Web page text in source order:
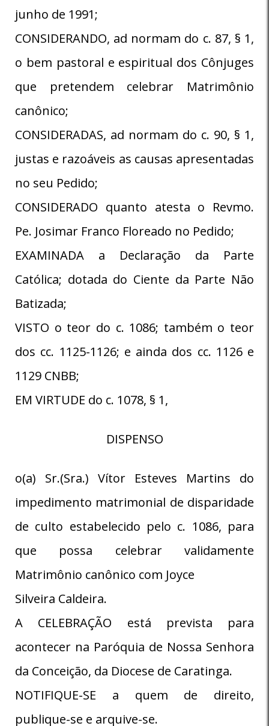
junho de 1991;
CONSIDERANDO, ad normam do c. 87, § 1,
o bem pastoral e espiritual dos Cônjuges
que pretendem celebrar Matrimônio
canônico;
CONSIDERADAS, ad normam do c. 90, § 1,
justas e razoáveis as causas apresentadas
no seu Pedido;
CONSIDERADO quanto atesta o Revmo.
Pe. Josimar Franco Floreado no Pedido;
EXAMINADA a Declaração da Parte
Católica; dotada do Ciente da Parte Não
Batizada;
VISTO o teor do c. 1086; também o teor
dos cc. 1125-1126; e ainda dos cc. 1126 e
1129 CNBB;
EM VIRTUDE do c. 1078, § 1,
DISPENSO
o(a) Sr.(Sra.) Vítor Esteves Martins do
impedimento matrimonial de disparidade
de culto estabelecido pelo c. 1086, para
que possa celebrar validamente
Matrimônio canônico com Joyce
Silveira Caldeira.
A CELEBRAÇÃO está prevista para
acontecer na Paróquia de Nossa Senhora
da Conceição, da Diocese de Caratinga.
NOTIFIQUE-SE a quem de direito,
publique-se e arquive-se.